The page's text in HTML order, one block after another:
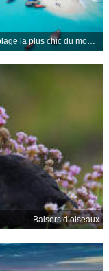
La plage la plus chic du monde ?
Baisers d’oiseaux